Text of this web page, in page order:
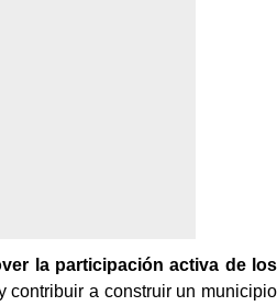
la participación activa de los
contribuir a construir un municipio